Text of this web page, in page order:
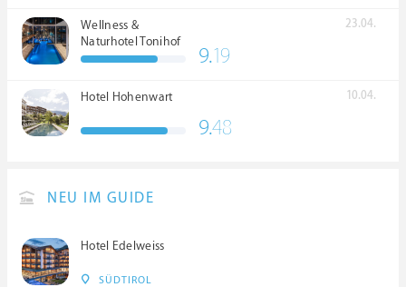
Wellness &
Naturhotel Tonihof
****S
23.04.
9.19
Hotel Hohenwart 10.04.
9.48
NEU IM GUIDE
Hotel Edelweiss
SÜDTIROL